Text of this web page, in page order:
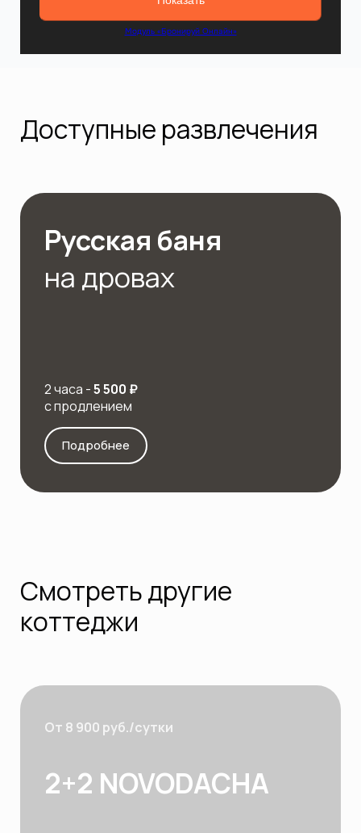
Доступные развлечения
Русская баня
на дровах
2 часа -5 500 ₽
с продлением
Подробнее
Смотреть другие
коттеджи
От 8 900 руб./сутки
2+2 NOVODACHA